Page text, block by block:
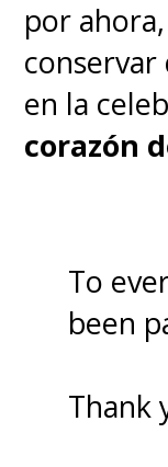
por
en la
corazón
To
been
Thank